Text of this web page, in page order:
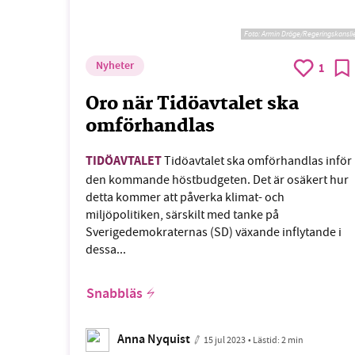
Foto:Armin Dröge/
Nyheter 1
Oro när Tidöavtalet ska
omförhandlas
TIDÖAVTALETTidöavtalet ska omförhandlas inför
den kommande höstbudgeten. Det är osäkert hur
detta kommer att påverka klimat- och
miljöpolitiken, särskilt med tanke på
Sverigedemokraternas (SD) växande inflytande i
dessa...
Snabbläs
Anna Nyquist 15 jul 2023• Lästid:2 min